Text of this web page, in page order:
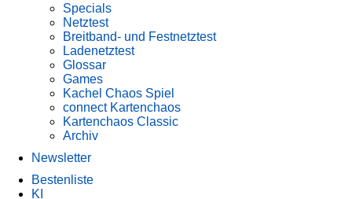
Specials
Netztest
Breitband- und Festnetztest
Ladenetztest
Glossar
Games
Kachel Chaos Spiel
connect Kartenchaos
Kartenchaos Classic
Archiv
Newsletter
Bestenliste
KI